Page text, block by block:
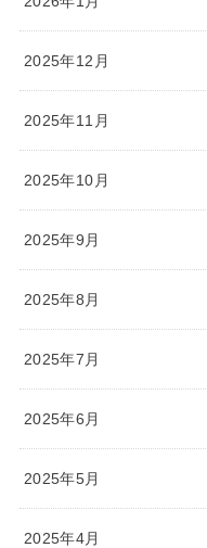
2025年12月
2025年11月
2025年10月
2025年9月
2025年8月
2025年7月
2025年6月
2025年5月
2025年4月